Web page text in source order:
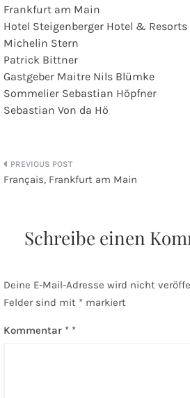
Frankfurt am Main
Hotel Steigenberger Hotel & Resorts
Michelin Stern
Patrick Bittner
Gastgeber Maitre Nils Blümke
Sommelier Sebastian Höpfner
Sebastian Von da Hö
Français, Frankfurt am Main
Schreibe einen
Deine E-Mail-Adresse wird nicht
Felder sind mit * markiert
Kommentar *